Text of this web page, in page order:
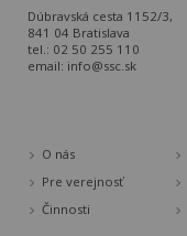
Dúbravská cesta 1152/3,
841 04 Bratislava
tel.: 02 50 255 110
email: info@ssc.sk
O nás
Pre verejnosť
Činnosti